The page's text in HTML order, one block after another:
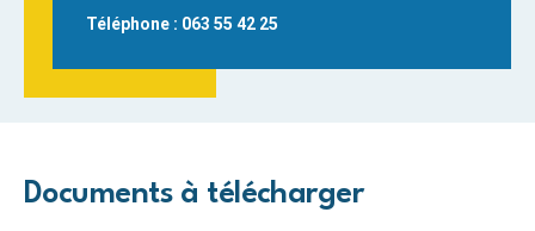
Téléphone : 063 55 42 25
Documents à télécharger